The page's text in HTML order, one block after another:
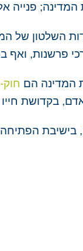
המדינה; פנייה
השלטון של
פרשנות,
המדינה הם
חייו